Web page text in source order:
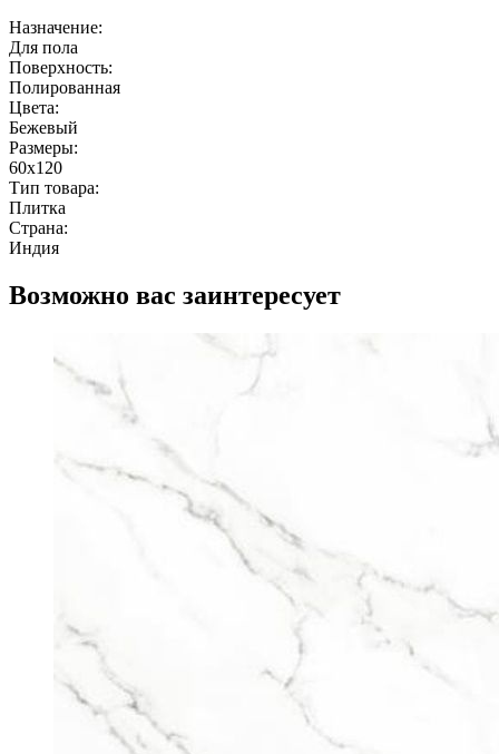
Назначение:
Для пола
Поверхность:
Полированная
Цвета:
Бежевый
Размеры:
60x120
Тип товара:
Плитка
Страна:
Индия
Возможно вас заинтересует